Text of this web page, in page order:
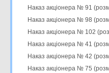
Наказ акціонера № 91
Наказ акціонера № 98
Наказ акціонера № 102
Наказ акціонера № 41
Наказ акціонера № 42
Наказ акціонера № 75